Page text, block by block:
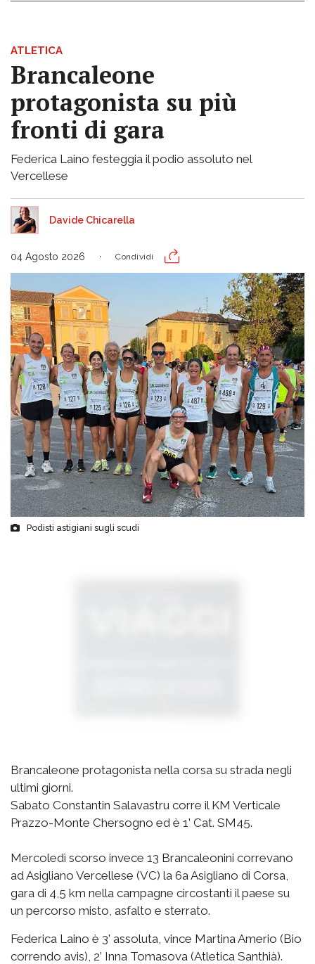
ATLETICA
Brancaleone
protagonista su più
fronti di gara
Federica Laino festeggia il podio assoluto nel
Vercellese
Davide Chicarella
04 Agosto 2026 Condividi
Podisti astigiani sugli scudi
Brancaleone protagonista nella corsa su strada negli
ultimi giorni.
Sabato Constantin Salavastru corre il KM Verticale
Prazzo-Monte Chersogno ed è 1’ Cat. SM45.
Mercoledì scorso invece 13 Brancaleonini correvano
ad Asigliano Vercellese (VC) la 6a Asigliano di Corsa,
gara di 4,5 km nella campagne circostanti il paese su
un percorso misto, asfalto e sterrato.
Federica Laino è 3’ assoluta, vince Martina Amerio (Bio
correndo avis), 2’ Inna Tomasova (Atletica Santhià).